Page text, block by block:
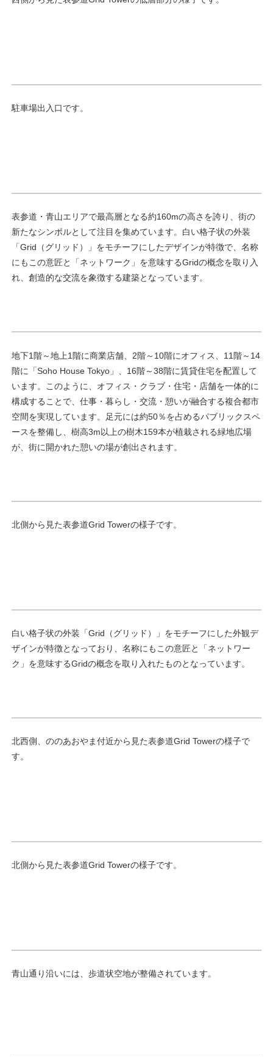
駐車場出入口です。
表参道・青山エリアで最高層となる約160mの高さを誇り、街の
新たなシンボルとして注目を集めています。白い格子状の外装
「Grid（グリッド）」をモチーフにしたデザインが特徴で、名称
にもこの意匠と「ネットワーク」を意味するGridの概念を取り入
れ、創造的な交流を象徴する建築となっています。
地下1階～地上1階に商業店舗、2階～10階にオフィス、11階～14
階に「Soho House Tokyo」、16階～38階に賃貸住宅を配置して
います。このように、オフィス・クラブ・住宅・店舗を一体的に
構成することで、仕事・暮らし・交流・憩いが融合する複合都市
空間を実現しています。足元には約50％を占めるパブリックスペ
ースを整備し、樹高3m以上の樹木159本が植栽される緑地広場
が、街に開かれた憩いの場が創出されます。
北側から見た表参道Grid Towerの様子です。
白い格子状の外装「Grid（グリッド）」をモチーフにした外観デ
ザインが特徴となっており、名称にもこの意匠と「ネットワー
ク」を意味するGridの概念を取り入れたものとなっています。
北西側、ののあおやま付近から見た表参道Grid Towerの様子で
す。
北側から見た表参道Grid Towerの様子です。
青山通り沿いには、歩道状空地が整備されています。